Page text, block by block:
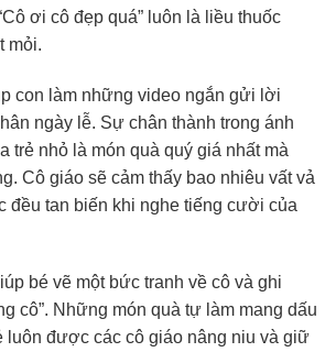
ơi cô đẹp quá” luôn là liều thuốc
mỏi.
con làm những video ngắn gửi lời
ngày lễ. Sự chân thành trong ánh
trẻ nhỏ là món quà quý giá nhất mà
Cô giáo sẽ cảm thấy bao nhiêu vất vả
đều tan biến khi nghe tiếng cười của
bé vẽ một bức tranh về cô và ghi
cô”. Những món quà tự làm mang dấu
luôn được các cô giáo nâng niu và giữ